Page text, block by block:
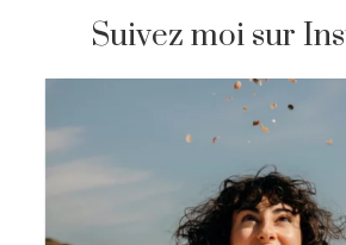
Suivez moi sur